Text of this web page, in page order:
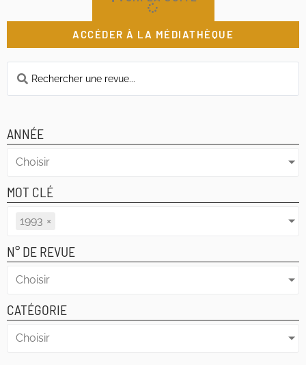
ACCÉDER À LA MÉDIATHÈQUE
ANNÉE
Choisir
MOT CLÉ
1993 ×
N° DE REVUE
Choisir
CATÉGORIE
Choisir